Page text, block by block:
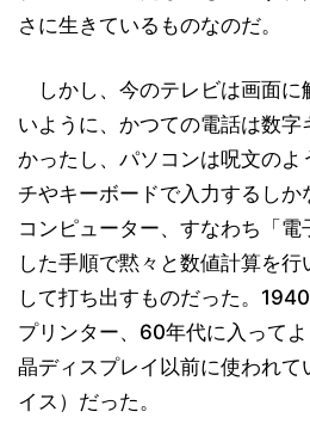
さに生きているものなのだ。
しかし、今のテレビは画面に
いように、かつての電話は数
かったし、パソコンは呪文のよ
チやキーボードで入力するしか
コンピューター、すなわち「電
した手順で黙々と数値計算を行
して打ち出すものだった。
プリンター、60年代に入って
晶ディスプレイ以前に使われ
イス）だった。